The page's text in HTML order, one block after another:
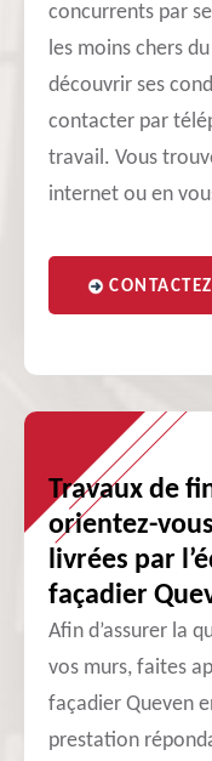
concurrents par
les moins chers
découvrir ses
contacter par
travail. Vous
internet ou en
Travaux de
orientez-
livrées par
façadier
Afin d’assurer la
vos murs, faites
façadier Queven
prestation